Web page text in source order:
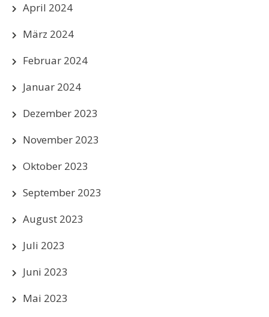
April 2024
März 2024
Februar 2024
Januar 2024
Dezember 2023
November 2023
Oktober 2023
September 2023
August 2023
Juli 2023
Juni 2023
Mai 2023